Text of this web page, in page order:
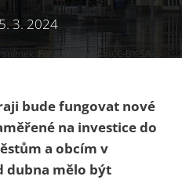
3. 2024
Foto: Wikimedia (CC-BY-SA-
bude fungovat nové
na investice do
a obcím v
dubna mělo být